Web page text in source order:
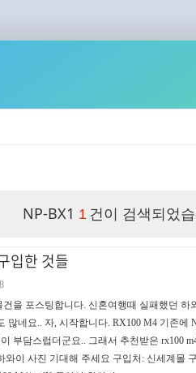
NP-BX1 1 건이 검색되었
입한 것들
을 포스팅합니다. 신혼여행때 실패했던
많네요.. 자, 시작합니다. RX100 M4 기존
부담스럽더군요.. 그래서 추천받은 rx100
와이 사진 기대해 주세요 구입처: 신세계몰